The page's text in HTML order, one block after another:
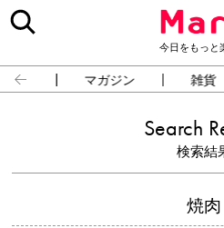
今日をもっと
占い マガジン 雑貨
Search
検索結
焼肉